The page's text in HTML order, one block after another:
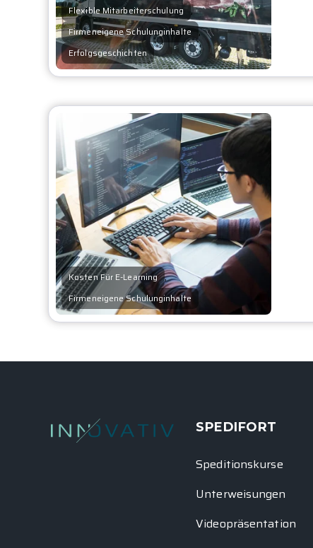
Flexible Mitarbeiterschulung ,
Firmeneigene Schulunginhalte ,
Erfolgsgeschichten
Kosten Für E-Learning ,
Firmeneigene Schulunginhalte
SPEDIFORT
Speditionskurse
Unterweisungen
Videopräsentation